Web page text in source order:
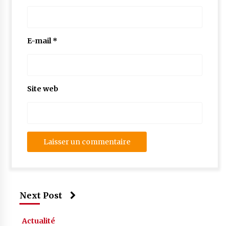
E-mail*
Site web
Next Post
Actualité